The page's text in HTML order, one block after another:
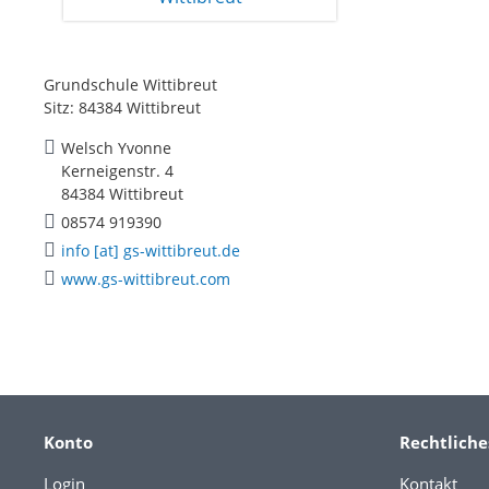
Grundschule Wittibreut
Sitz: 84384 Wittibreut
Welsch Yvonne
Kerneigenstr. 4
84384 Wittibreut
08574 919390
info [at] gs-wittibreut.de
www.gs-wittibreut.com
Konto
Login
Kontakt